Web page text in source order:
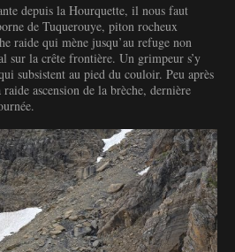
depuis la Hourquette, il nous faut
de Tuquerouye, piton rocheux
raide qui mène jusqu’au refuge non
sur la crête frontière. Un grimpeur s’y
subsistent au pied du couloir. Peu après
ascension de la brèche, dernière